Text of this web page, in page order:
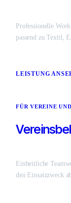
Professionelle
passend zu Textil,
LEISTUNG
FÜR VEREINE
Einheitliche
den Einsatzzweck